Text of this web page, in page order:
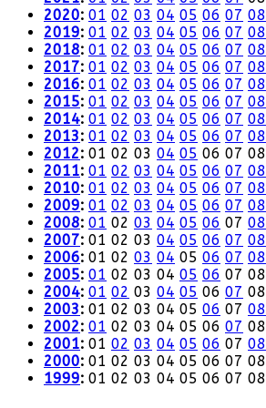
2020: 01 02 03 04 05 06 07 08
2019: 01 02 03 04 05 06 07 08
2018: 01 02 03 04 05 06 07 08
2017: 01 02 03 04 05 06 07 08
2016: 01 02 03 04 05 06 07 08
2015: 01 02 03 04 05 06 07 08
2014: 01 02 03 04 05 06 07 08
2013: 01 02 03 04 05 06 07 08
2012: 01 02 03 04 05 06 07 08
2011: 01 02 03 04 05 06 07 08
2010: 01 02 03 04 05 06 07 08
2009: 01 02 03 04 05 06 07 08
2008: 01 02 03 04 05 06 07 08
2007: 01 02 03 04 05 06 07 08
2006: 01 02 03 04 05 06 07 08
2005: 01 02 03 04 05 06 07 08
2004: 01 02 03 04 05 06 07 08
2003: 01 02 03 04 05 06 07 08
2002: 01 02 03 04 05 06 07 08
2001: 01 02 03 04 05 06 07 08
2000: 01 02 03 04 05 06 07 08
1999: 01 02 03 04 05 06 07 08